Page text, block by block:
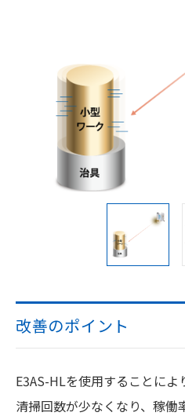
改善のポイント
E3AS-HLを使用することに
清掃回数が少なくなり、稼